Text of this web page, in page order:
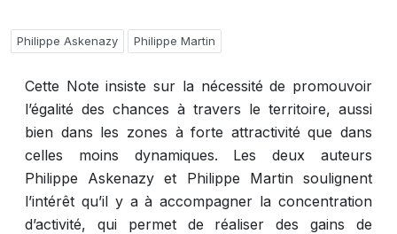
Philippe Askenazy Philippe Martin
Cette Note insiste sur la nécessité de promouvoir
l’égalité des chances à travers le territoire, aussi
bien dans les zones à forte attractivité que dans
celles moins dynamiques. Les deux auteurs
Philippe Askenazy et Philippe Martin soulignent
l’intérêt qu’il y a à accompagner la concentration
d’activité, qui permet de réaliser des gains de